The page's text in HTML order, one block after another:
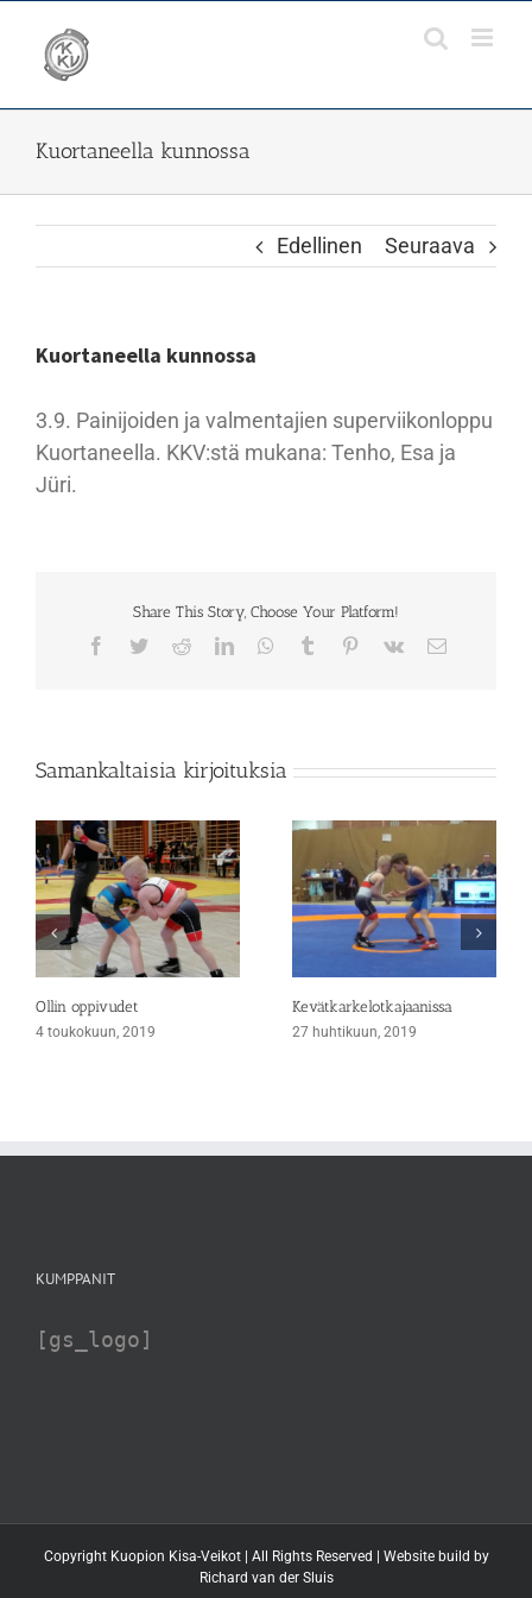
content
Kuortaneella kunnossa
Edellinen Seuraava
Kuortaneella kunnossa
3.9. Painijoiden ja valmentajien superviikonloppu
Kuortaneella. KKV:stä mukana: Tenho, Esa ja
Jüri.
Share This Story, Choose Your Platform!
Facebook
TwitterRedditLinkedInWhatsApp
Tumblr Pinterest
Vk Sähköposti
Samankaltaisia kirjoituksia
Ollin oppivudet
4 toukokuun, 2019
Kevätkarkelotkajaanissa
27 huhtikuun, 2019
KUMPPANIT
[gs_logo]
Copyright Kuopion Kisa-Veikot | All Rights Reserved | Website build by
Richard van der Sluis